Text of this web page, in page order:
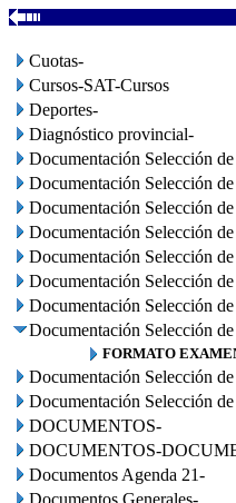
Cuotas-
Cursos-SAT-Cursos
Deportes-
Diagnóstico provincial-
Documentación Selección
Documentación Selección
Documentación Selección
Documentación Selección
Documentación Selección
Documentación Selección
Documentación Selección
Documentación Selección
FORMATO
Documentación Selección
Documentación Selección
DOCUMENTOS-
DOCUMENTOS-
Documentos Agenda 21-
Documentos Generales-